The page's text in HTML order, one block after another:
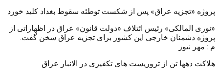
پروژه «تجزیه عراق» پس از شکست توطئه سقوط بغداد کلید خورد
«نوری المالکی» رئیس ائتلاف «دولت قانون» عراق در اظهاراتی از
پروژه دشمنان خارجی این کشور برای تجزیه عراق سخن گفت.
م : مهر نیوز
هلاکت دهها تن از تروریست های تکفیری در الانبار عراق